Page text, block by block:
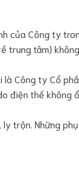
của Công ty
trung tâm)
Công ty Cổ
thế không
trộn. Những